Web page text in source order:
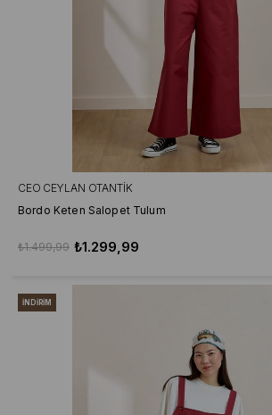
CEO CEYLAN OTANTIK
Bordo Keten Salopet Tulum
₺1.299,99
₺1.499,99
İNDIRIM